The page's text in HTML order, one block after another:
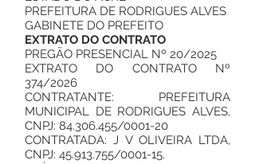
PREFEITURA DE RODRIGUES ALVES
GABINETE DO PREFEITO
EXTRATO DO CONTRATO
PREGÃO PRESENCIAL Nº 20/2025
EXTRATO DO CONTRATO Nº
374/2026
CONTRATANTE: PREFEITURA
MUNICIPAL DE RODRIGUES ALVES,
CNPJ: 84.306.455/0001-20
CONTRATADA: J V OLIVEIRA LTDA,
CNPJ: 45.913.755/0001-15.